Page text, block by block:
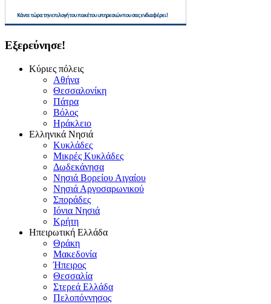
Εξερεύνησε!
Κύριες πόλεις
Αθήνα
Θεσσαλονίκη
Πάτρα
Βόλος
Ηράκλειο
Ελληνικά Νησιά
Κυκλάδες
Μικρές Κυκλάδες
Δωδεκάνησα
Νησιά Βορείου Αιγαίου
Νησιά Αργοσαρωνικού
Σποράδες
Ιόνια Νησιά
Κρήτη
Ηπειρωτική Ελλάδα
Θράκη
Μακεδονία
Ήπειρος
Θεσσαλία
Στερεά Ελλάδα
Πελοπόννησος